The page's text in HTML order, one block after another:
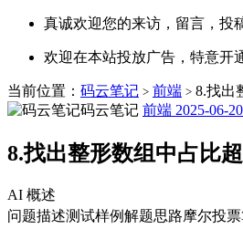
真诚欢迎您的来访，留言，投
欢迎在本站投放广告，特意开
当前位置： 码云笔记 > 前端 > 8.找出
码云笔记 前端 2025-06-20
8.找出整形数组中占比
AI 概述
问题描述测试样例解题思路摩尔投